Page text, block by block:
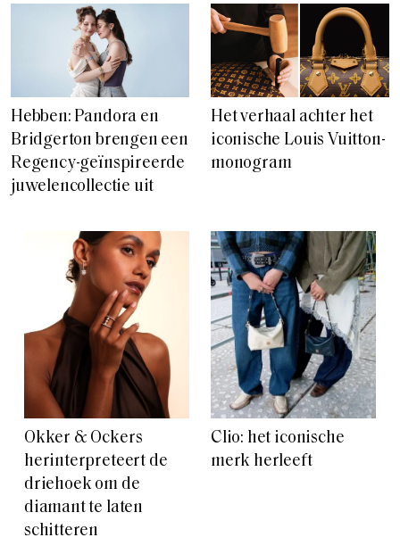
Hebben: Pandora en
Bridgerton brengen een
Regency-geïnspireerde
juwelencollectie uit
Het verhaal achter het
iconische Louis Vuitton-
monogram
Okker & Ockers
herinterpreteert de
driehoek om de
diamant te laten
schitteren
Clio: het iconische
merk herleeft